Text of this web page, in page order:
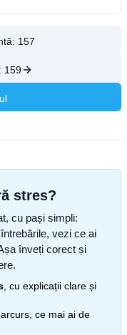
157
159
stres?
cu pași simpli:
vezi ce ai
înveți corect și
, cu explicații clare și
ce mai ai de